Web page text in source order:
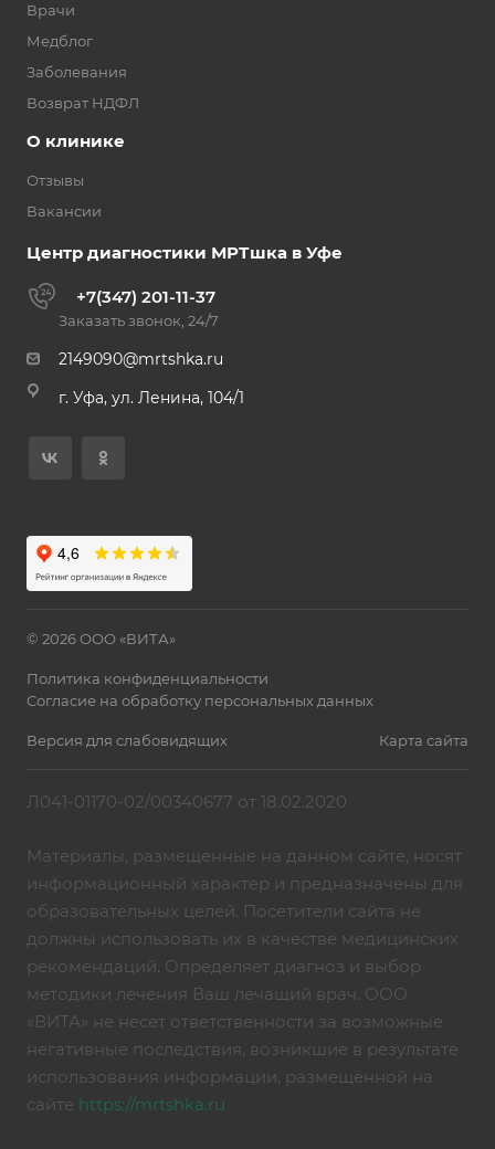
Врачи
Медблог
Заболевания
Возврат НДФЛ
О клинике
Отзывы
Вакансии
Центр диагностики МРТшка в Уфе
+7(347) 201-11-37
Заказать звонок, 24/7
2149090@mrtshka.ru
г. Уфа, ул. Ленина, 104/1
© 2026 ООО «ВИТА»
Политика конфиденциальности
Согласие на обработку персональных данных
Версия для слабовидящих Карта сайта
Л041-01170-02/00340677 от 18.02.2020
Материалы, размещенные на данном сайте, носят
информационный характер и предназначены для
образовательных целей. Посетители сайта не
должны использовать их в качестве медицинских
рекомендаций. Определяет диагноз и выбор
методики лечения Ваш лечащий врач. ООО
«ВИТА» не несет ответственности за возможные
негативные последствия, возникшие в результате
использования информации, размещённой на
сайте https://mrtshka.ru